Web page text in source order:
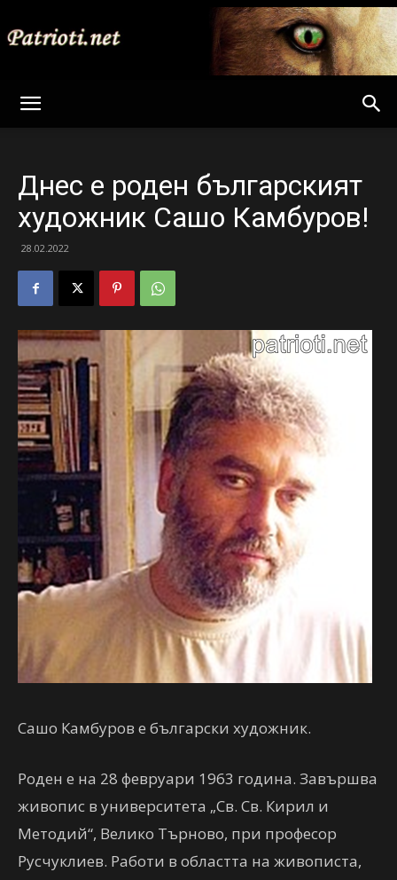
Net
Днес е роден българският
художник Сашо Камбуров!
28.02.2022
Сашо Камбуров е български художник.
Роден е на 28 февруари 1963 година. Завършва
живопис в университета „Св. Св. Кирил и
Методий“, Велико Търново, при професор
Русчуклиев. Работи в областта на живописта,